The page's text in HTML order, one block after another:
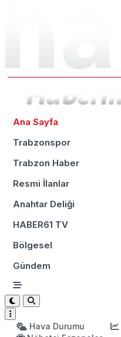
Ana Sayfa
Trabzonspor
Trabzon Haber
Resmi İlanlar
Anahtar Deliği
HABER61 TV
Bölgesel
Gündem
Hava Durumu